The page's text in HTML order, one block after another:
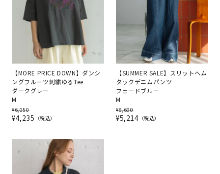
【MORE PRICE DOWN】ダンシ
ングフルーツ刺繍ゆるTee
ダークグレー
M
¥6,050
¥4,235 税込
【SUMMER SALE】スリットヘム
タックデニムパンツ
フェードブルー
M
¥8,690
¥5,214 税込